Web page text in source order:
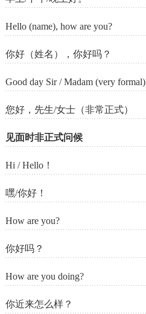
Hello (name), how are you?
你好（姓名），你好吗？
Good day Sir / Madam (very formal)
您好，先生/女士（非常正式）
见面时非正式问候
Hi / Hello！
嘿/你好！
How are you?
你好吗？
How are you doing?
你近来怎么样？